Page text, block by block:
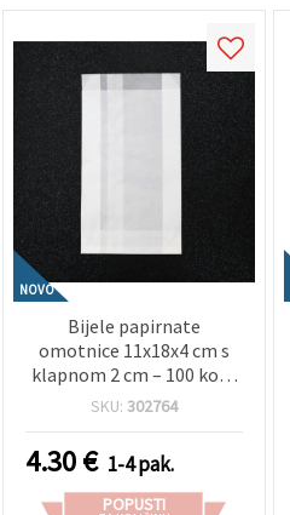
NOVO
Bijele papirnate
omotnice 11x18x4 cm s
klapnom 2 cm – 100 kom
– ekološko pakiranje za
maloprodaju
SKU: 302764
4.30€ 1-4 pak.
POPUSTI